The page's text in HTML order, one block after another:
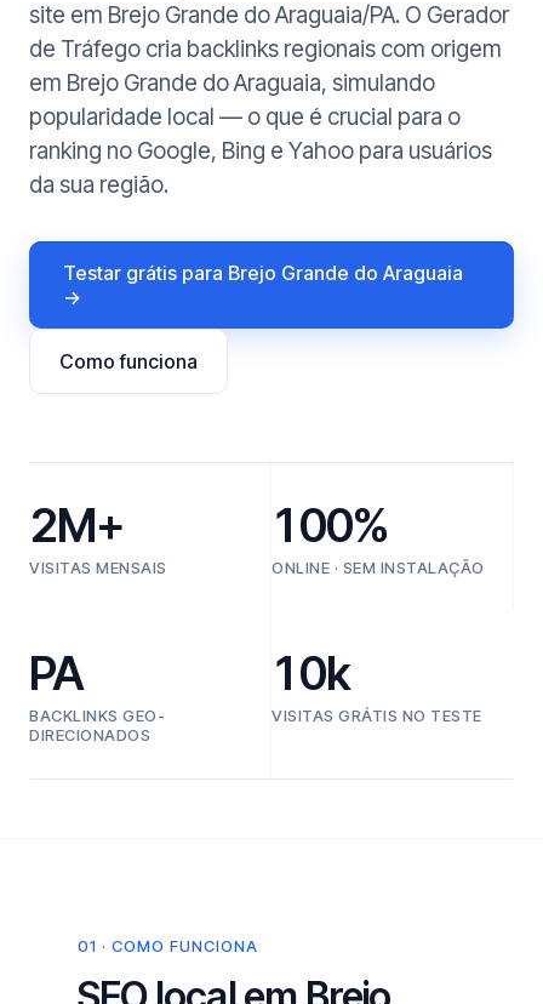
site em Brejo Grande do Araguaia/PA. O Gerador
de Tráfego cria backlinks regionais com origem
em Brejo Grande do Araguaia, simulando
popularidade local — o que é crucial para o
ranking no Google, Bing e Yahoo para usuários
da sua região.
Testar grátis para Brejo Grande do Araguaia
→
Como funciona
2M+
VISITAS MENSAIS
100%
ONLINE · SEM INSTALAÇÃO
PA
BACKLINKS GEO-
DIRECIONADOS
10k
VISITAS GRÁTIS NO TESTE
01 · COMO FUNCIONA